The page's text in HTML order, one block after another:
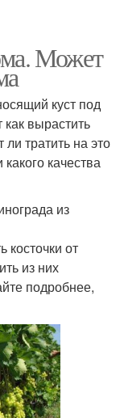
Может
куст под
вырастить
ли тратить на это
качества
из
косточки от
из них
подробнее,